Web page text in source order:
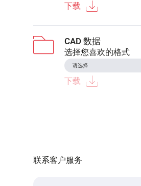
下载
CAD 数据
选择您喜欢的格式
下载
联系客户服务